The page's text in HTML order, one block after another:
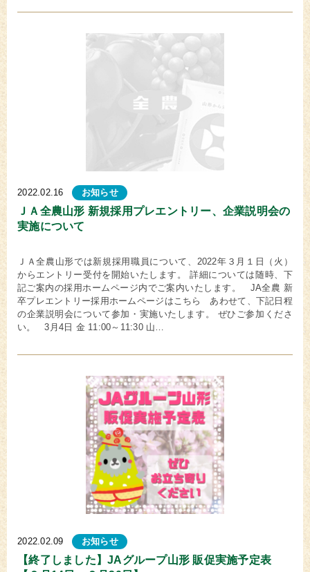
2022.02.16 お知らせ
ＪＡ全農山形 新規採用プレエントリー、企業説明会の
実施について
ＪＡ全農山形では新規採用職員について、2022年３月１日（火）
からエントリー受付を開始いたします。 詳細については随時、下
記ご案内の採用ホームページ内でご案内いたします。 JA全農 新
卒プレエントリー採用ホームページはこちら あわせて、下記日程
の企業説明会について参加・実施いたします。 ぜひご参加くださ
い。 3月4日 金 11:00～11:30 山…
2022.02.09 お知らせ
【終了しました】JAグループ山形 販促実施予定表